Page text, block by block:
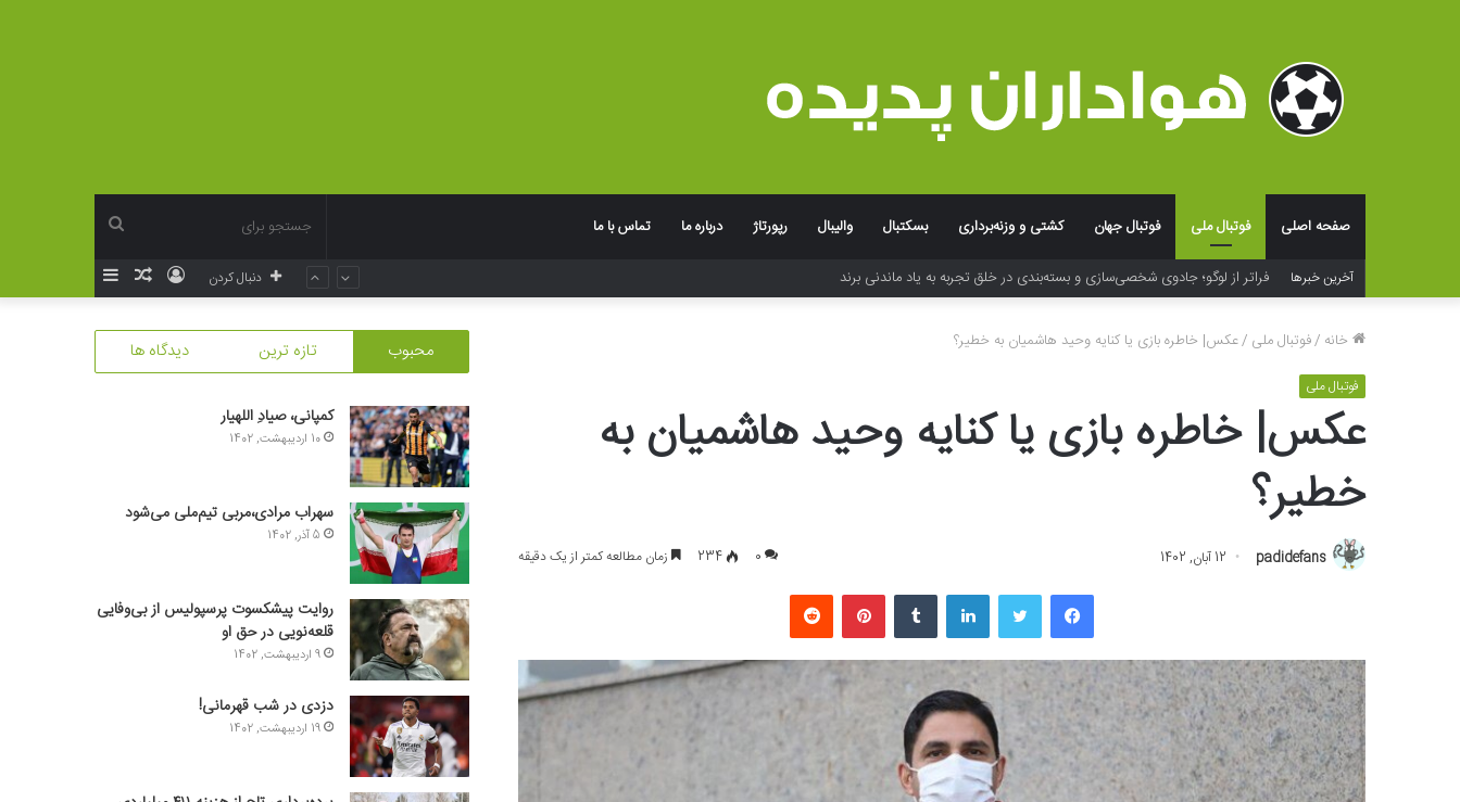
صفحه اصلی فوتبال ملی فوتبال جهان کشتی و وزنه‌برداری بسکتبال والیبال رپورتاژ درباره ما تماس با ما
برای آخرین خبرها فراتر از لوگو؛ جادوی شخصی‌سازی و بسته‌بندی در خلق تجربه به یاد ماندنی برند
نوشته
ورود دنبال کردن
خانه /فوتبال ملی /عکس| خاطره بازی یا کنایه وحید هاشمیان به خطیر؟
فوتبال ملی
عکس| خاطره بازی یا کنایه وحید هاشمیان به
خطیر؟
padidefans 12 آبان, 1402 0
234 زمان مطالعه کمتر از یک دقیقه
فیسبوک لینکداین پینتریست
محبوب تازه ترین دیدگاه ها
کمپانی، صیادِ اللهیار
10 اردیبهشت, 1402
سهراب مرادی،مربی تیم‌ملی می‌شود
5 آذر, 1402
روایت پیشکسوت پرسپولیس از بی‌وفایی
قلعه‌نویی در حق او
9 اردیبهشت, 1402
دزدی در شب قهرمانی!
19 اردیبهشت, 1402